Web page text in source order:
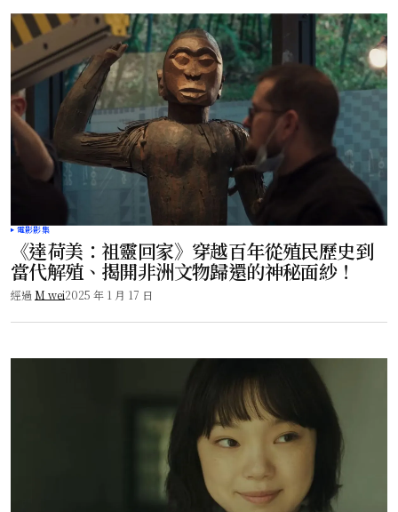
電影影集
《達荷美：祖靈回家》穿越百年從殖民歷史到
當代解殖、揭開非洲文物歸還的神秘面紗！
經過 M wei2025 年 1 月 17 日